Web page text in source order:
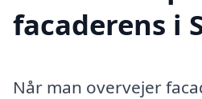
facaderens i
Når man overvejer